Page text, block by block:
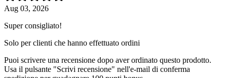
Aug 03, 2026
Super consigliato!
Solo per clienti che hanno effettuato ordini
Puoi scrivere una recensione dopo aver ordinato questo prodotto.
Usa il pulsante "Scrivi recensione" nell'e-mail di conferma